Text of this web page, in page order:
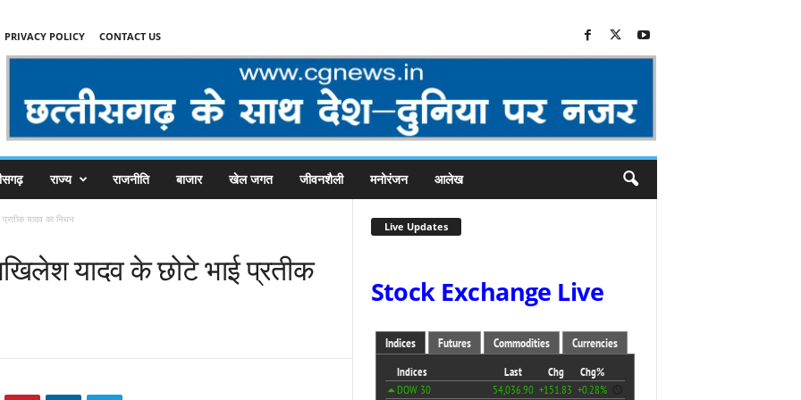
PRIVACY POLICY CONTACT US
राज्य राजनीति बाजार खेल जगत जीवनशैली मनोरंजन आलेख
यादव का निधन
यादव के छोटे भाई प्रतीक
Live Updates
Stock Exchange Live